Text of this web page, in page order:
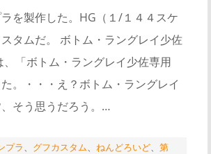
を製作した。HG（１/１４４スケ
タムだ。 ボトム・ラングレイ少佐
「ボトム・ラングレイ少佐専用
。・・・え？ボトム・ラングレイ
そう思うだろう。…
プラ、 グフカスタム、 ねんどろいど、 第